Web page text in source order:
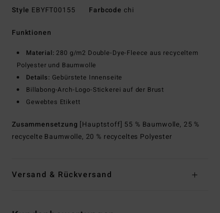
Style EBYFT00155 Farbcode chi
Funktionen
Material: 280 g/m2 Double-Dye-Fleece aus recyceltem
Polyester und Baumwolle
Details: Gebürstete Innenseite
Billabong-Arch-Logo-Stickerei auf der Brust
Gewebtes Etikett
Zusammensetzung [Hauptstoff] 55 % Baumwolle, 25 %
recycelte Baumwolle, 20 % recyceltes Polyester
Versand & Rückversand